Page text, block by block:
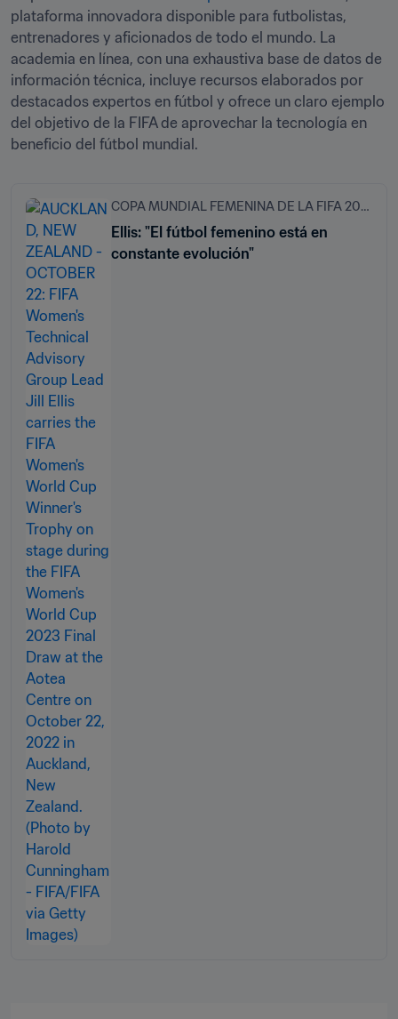
plataforma innovadora disponible para futbolistas,
entrenadores y aficionados de todo el mundo. La
academia en línea, con una exhaustiva base de datos de
información técnica, incluye recursos elaborados por
destacados expertos en fútbol y ofrece un claro ejemplo
del objetivo de la FIFA de aprovechar la tecnología en
beneficio del fútbol mundial.
COPA MUNDIAL FEMENINA DE LA FIFA 2023™
Ellis: "El fútbol femenino está en
constante evolución"